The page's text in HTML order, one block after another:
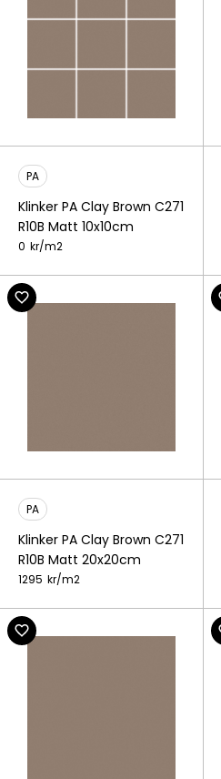
PA
Klinker PA Clay Brown C271
R10B Matt 10x10cm
0 kr/m2
PA
Klinker PA Clay Brown C271
R10B Matt 20x20cm
1295 kr/m2